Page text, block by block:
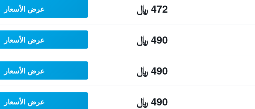
472 ﷼ عرض الأسعار
490 ﷼ عرض الأسعار
490 ﷼ عرض الأسعار
490 ﷼ عرض الأسعار